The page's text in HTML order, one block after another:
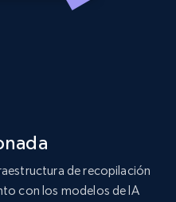
Comenzar ahora
URL
Reviews count, and
de recopilación
con los modelos de IA